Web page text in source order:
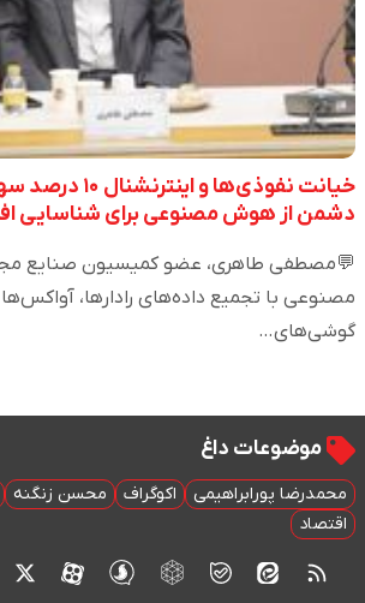
خیانت نفوذی‌ها و
دشمن از هوش مصنوعی برای شناسایی
💬مصطفی طاهری، عضو کمیسیون
مصنوعی با تجمیع داده‌های رادارها،
گوشی‌های…
موضوعات داغ
محمدرضا پورابراهیمی اکوگراف محسن زنگنه
اقتصاد